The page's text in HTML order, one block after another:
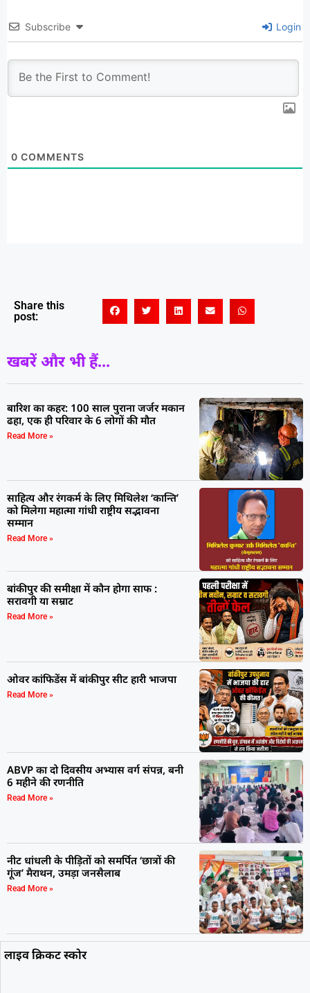
Subscribe Login
0 COMMENTS
Share this
post:
खबरें और भी हैं...
बारिश का कहर: 100 साल पुराना जर्जर मकान
ढहा, एक ही परिवार के 6 लोगों की मौत
Read More »
साहित्य और रंगकर्म के लिए मिथिलेश ‘कान्ति’
को मिलेगा महात्मा गांधी राष्ट्रीय सद्भावना
सम्मान
Read More »
बांकीपुर की समीक्षा में कौन होगा साफ :
सरावगी या सम्राट
Read More »
ओवर कांफिडेंस में बांकीपुर सीट हारी भाजपा
Read More »
ABVP का दो दिवसीय अभ्यास वर्ग संपन्न, बनी
6 महीने की रणनीति
Read More »
नीट धांधली के पीड़ितों को समर्पित ‘छात्रों की
गूंज’ मैराथन, उमड़ा जनसैलाब
Read More »
लाइव क्रिकट स्कोर